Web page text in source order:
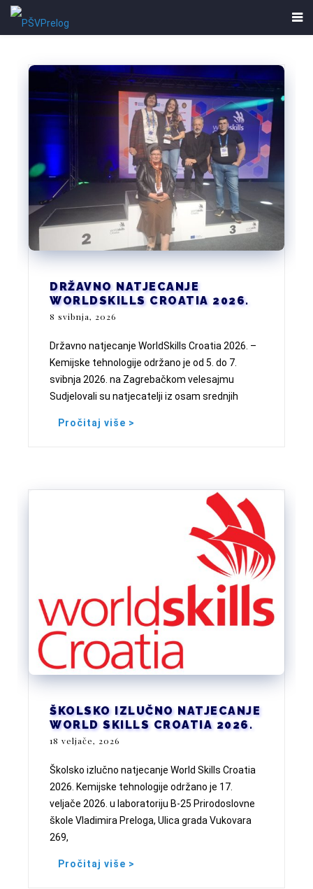
DRŽAVNO NATJECANJE
WORLDSKILLS CROATIA 2026.
8 svibnja, 2026
Državno natjecanje WorldSkills Croatia 2026. –
Kemijske tehnologije održano je od 5. do 7.
svibnja 2026. na Zagrebačkom velesajmu
Sudjelovali su natjecatelji iz osam srednjih
Pročitaj više >
ŠKOLSKO IZLUČNO NATJECANJE
WORLD SKILLS CROATIA 2026.
18 veljače, 2026
Školsko izlučno natjecanje World Skills Croatia
2026. Kemijske tehnologije održano je 17.
veljače 2026. u laboratoriju B-25 Prirodoslovne
škole Vladimira Preloga, Ulica grada Vukovara
269,
Pročitaj više >